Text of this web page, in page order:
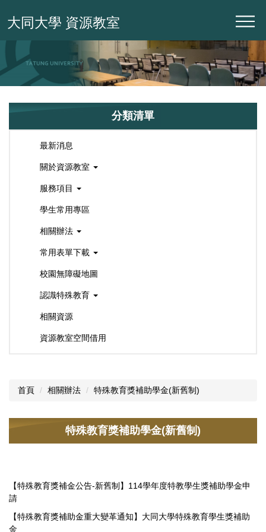
到
容
大同大學 資源教室
分類清單
最新消息
關於資源教室
服務項目
學生常用專區
相關辦法
常用表單下載
校園無障礙地圖
認識特殊教育
相關資源
資源教室空間借用
首頁 相關辦法 特殊教育獎補助學金(新舊制)
特殊教育獎補助學金(新舊制)
【特殊教育獎補金公告-新舊制】114學年度特教學生獎補助學金申
請
【特殊教育獎補助金重大變革通知】大同大學特殊教育學生獎補助
金